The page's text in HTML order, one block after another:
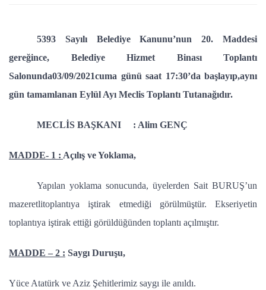
5393 Sayılı Belediye Kanunu’nun 20. Maddesi
gereğince, Belediye Hizmet Binası Toplantı
Salonunda03/09/2021cuma günü saat 17:30’da başlayıp,aynı
gün tamamlanan Eylül Ayı Meclis Toplantı Tutanağıdır.
MECLİS BAŞKANI : Alim GENÇ
MADDE- 1 : Açılış ve Yoklama,
Yapılan yoklama sonucunda, üyelerden Sait BURUŞ’un
mazeretlitoplantıya iştirak etmediği görülmüştür. Ekseriyetin
toplantıya iştirak ettiği görüldüğünden toplantı açılmıştır.
MADDE – 2 : Saygı Duruşu,
Yüce Atatürk ve Aziz Şehitlerimiz saygı ile anıldı.